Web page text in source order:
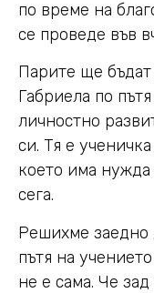
по време на
се проведе във
Парите ще
Габриела по
личностно
си. Тя е
което има
сега.
Решихме заедно
пътя на
не е сама. Че зад